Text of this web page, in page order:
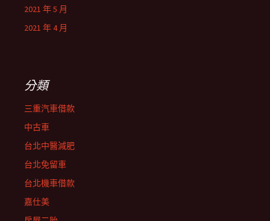
2021 年 5 月
2021 年 4 月
分類
三重汽車借款
中古車
台北中醫減肥
台北免留車
台北機車借款
嘉仕美